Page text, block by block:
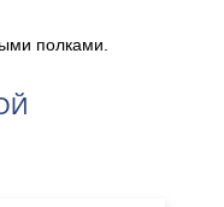
полками.